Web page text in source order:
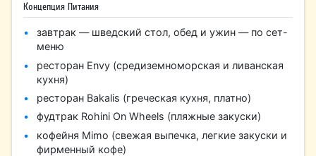
Концепция Питания
завтрак — шведский стол, обед и ужин — по сет-
меню
ресторан Envy (средиземноморская и ливанская
кухня)
ресторан Bakalis (греческая кухня, платно)
фудтрак Rohini On Wheels (пляжные закуски)
кофейня Mimo (свежая выпечка, легкие закуски и
фирменный кофе)